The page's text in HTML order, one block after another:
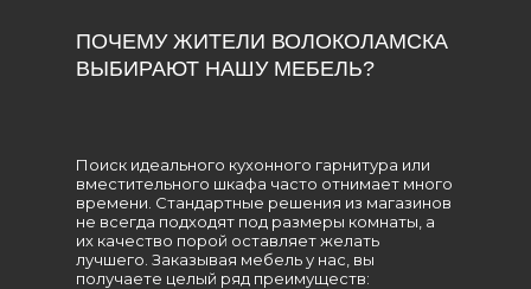
Поиск идеального кухонного гарнитура или
вместительного шкафа часто отнимает много
времени. Стандартные решения из магазинов
не всегда подходят под размеры комнаты, а
их качество порой оставляет желать
лучшего. Заказывая мебель у нас, вы
получаете целый ряд преимуществ:
ПОЧЕМУ ЖИТЕЛИ ВОЛОКОЛАМСКА
ВЫБИРАЮТ НАШУ МЕБЕЛЬ?